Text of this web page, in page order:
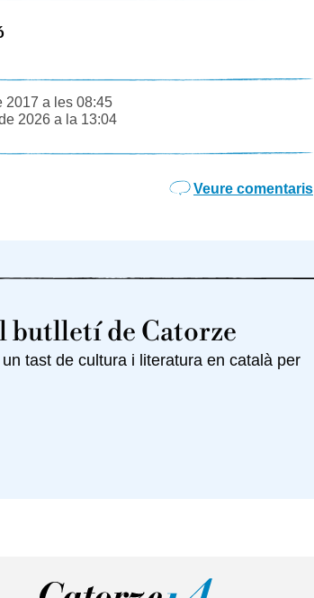
2017 a les 08:45
2026 a la 13:04
Veure comentaris
butlletí de Catorze
tast de cultura i literatura en català per